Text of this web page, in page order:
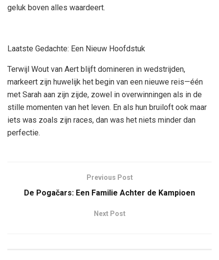
geluk boven alles waardeert.
Laatste Gedachte: Een Nieuw Hoofdstuk
Terwijl Wout van Aert blijft domineren in wedstrijden,
markeert zijn huwelijk het begin van een nieuwe reis—één
met Sarah aan zijn zijde, zowel in overwinningen als in de
stille momenten van het leven. En als hun bruiloft ook maar
iets was zoals zijn races, dan was het niets minder dan
perfectie.
Previous Post
De Pogačars: Een Familie Achter de Kampioen
Next Post